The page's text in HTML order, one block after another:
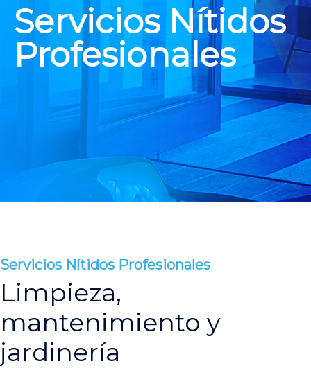
Servicios Nítidos
Profesionales
Servicios Nítidos Profesionales
Limpieza,
mantenimiento y
jardinería